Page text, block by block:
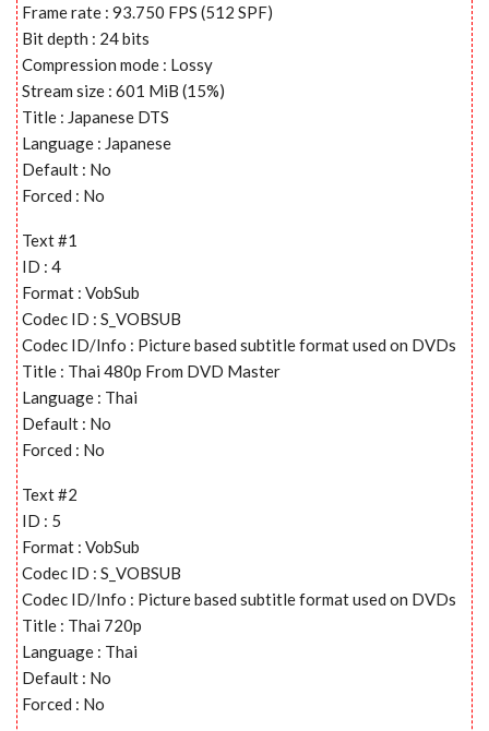
Frame rate : 93.750 FPS (512 SPF)
Bit depth : 24 bits
Compression mode : Lossy
Stream size : 601 MiB (15%)
Title : Japanese DTS
Language : Japanese
Default : No
Forced : No
Text #1
ID : 4
Format : VobSub
Codec ID : S_VOBSUB
Codec ID/Info : Picture based subtitle format used on DVDs
Title : Thai 480p From DVD Master
Language : Thai
Default : No
Forced : No
Text #2
ID : 5
Format : VobSub
Codec ID : S_VOBSUB
Codec ID/Info : Picture based subtitle format used on DVDs
Title : Thai 720p
Language : Thai
Default : No
Forced : No